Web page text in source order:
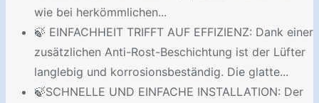
wie bei herkömmlichen...
🍃 EINFACHHEIT TRIFFT AUF EFFIZIENZ: Dank einer
zusätzlichen Anti-Rost-Beschichtung ist der Lüfter
langlebig und korrosionsbeständig. Die glatte...
🍃SCHNELLE UND EINFACHE INSTALLATION: Der